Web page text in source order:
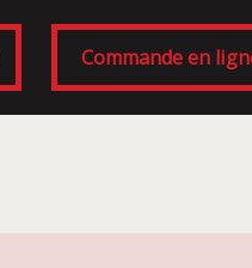
Commande en